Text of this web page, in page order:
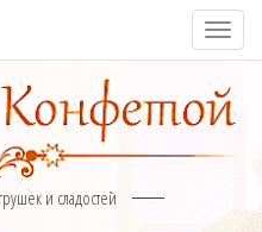
П
о
к
и сладостей